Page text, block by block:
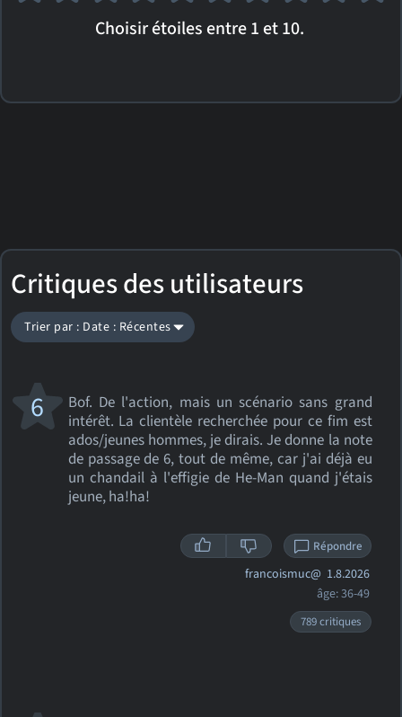
Choisir étoiles entre 1 et 10.
Critiques des utilisateurs
Trier par : Date : Récentes
Bof. De l'action, mais un scénario sans grand
intérêt. La clientèle recherchée pour ce fim est
ados/jeunes hommes, je dirais. Je donne la note
de passage de 6, tout de même, car j'ai déjà eu
un chandail à l'effigie de He-Man quand j'étais
jeune, ha!ha!
6
Répondre
francoismuc@ 1.8.2026
âge: 36-49
789 critiques